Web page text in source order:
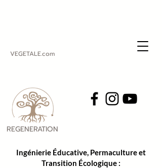
VEGETALE.com
REGENERATION
Ingénierie Éducative, Permaculture et
Transition Écologique :